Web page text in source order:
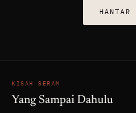
HANTAR
KISAH SERAM
Yang Sampai Dahulu